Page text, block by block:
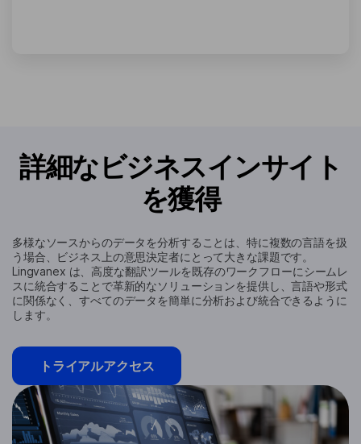
詳細なビジネスインサイト
を獲得
多様なソースからのデータを分析することは、特に複数の言語を扱
う場合、ビジネス上の意思決定者にとって大きな課題です。
Lingvanex は、高度な翻訳ツールを既存のワークフローにシームレ
スに統合することで革新的なソリューションを提供し、言語や形式
に関係なく、すべてのデータを簡単に分析および統合できるように
します。
トライアルアクセス